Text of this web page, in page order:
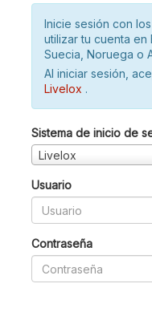
Inicie sesión con
utilizar tu cuenta
Suecia, Noruega o
Al iniciar sesión,
Livelox .
Sistema de inicio de
Livelox
Usuario
Contraseña